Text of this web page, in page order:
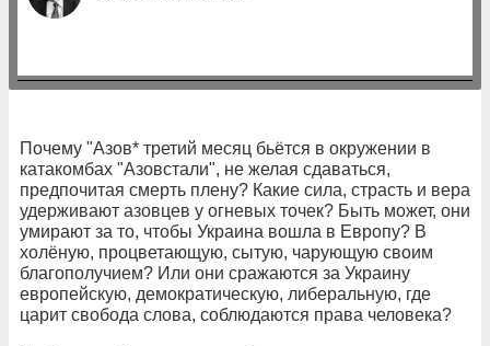
Почему "Азов* третий месяц бьётся в окружении в
катакомбах "Азовстали", не желая сдаваться,
предпочитая смерть плену? Какие сила, страсть и вера
удерживают азовцев у огневых точек? Быть может, они
умирают за то, чтобы Украина вошла в Европу? В
холёную, процветающую, сытую, чарующую своим
благополучием? Или они сражаются за Украину
европейскую, демократическую, либеральную, где
царит свобода слова, соблюдаются права человека?